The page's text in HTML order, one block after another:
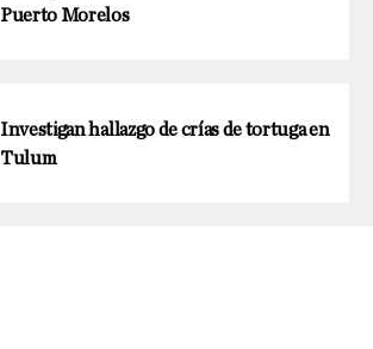
Puerto Morelos
Investigan hallazgo de crías de tortuga en
Tulum